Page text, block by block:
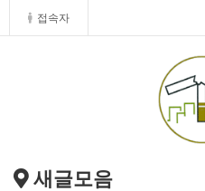
접속자
새글모음